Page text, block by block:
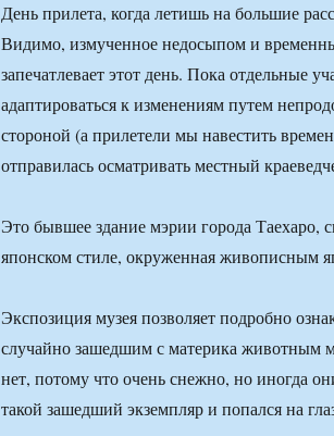
День прилета, когда летишь на большие
Видимо, измученное недосыпом и
запечатлевает этот день. Пока отдельные
адаптироваться к изменениям путем
стороной (а прилетели мы навестить
отправилась осматривать местный
Это бывшее здание мэрии города Таехаро,
японском стиле, окруженная живописным
Экспозиция музея позволяет подробно
случайно зашедшим с материка животным
нет, потому что очень снежно, но иногда
такой зашедший экземпляр и попался на